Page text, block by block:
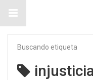
Buscando etiqueta